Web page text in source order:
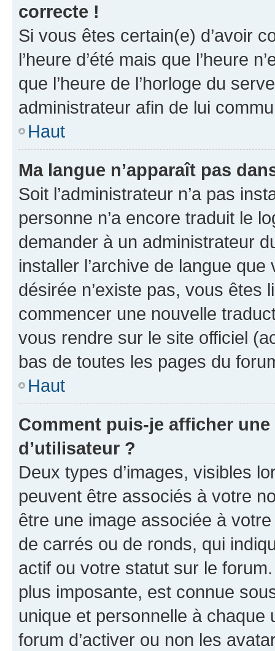
correcte !
Si vous êtes certain(e) d’avoir
l’heure d’été mais que l’heure
que l’heure de l’horloge du
administrateur afin de lui
Haut
Ma langue n’apparaît pas
Soit l’administrateur n’a pas
personne n’a encore traduit le
demander à un administrateur
installer l’archive de langue
désirée n’existe pas, vous êtes
commencer une nouvelle
vous rendre sur le site officiel
bas de toutes les pages du
Haut
Comment puis-je afficher
d’utilisateur ?
Deux types d’images, visibles
peuvent être associés à votre
être une image associée à
de carrés ou de ronds, qui
actif ou votre statut sur le
plus imposante, est connue
unique et personnelle à chaque
forum d’activer ou non les